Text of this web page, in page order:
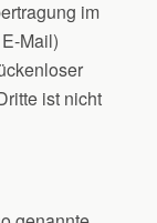
im
Mail)
ist nicht